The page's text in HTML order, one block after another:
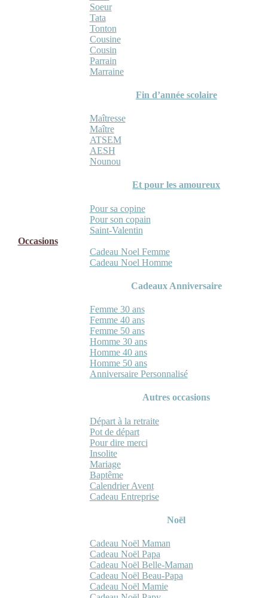
Soeur
Tata
Tonton
Cousine
Cousin
Parrain
Marraine
Fin d’année scolaire
Maîtresse
Maître
ATSEM
AESH
Nounou
Et pour les amoureux
Pour sa copine
Pour son copain
Saint-Valentin
Occasions
Cadeau Noel Femme
Cadeau Noel Homme
Cadeaux Anniversaire
Femme 30 ans
Femme 40 ans
Femme 50 ans
Homme 30 ans
Homme 40 ans
Homme 50 ans
Anniversaire Personnalisé
Autres occasions
Départ à la retraite
Pot de départ
Pour dire merci
Insolite
Mariage
Baptême
Calendrier Avent
Cadeau Entreprise
Noël
Cadeau Noël Maman
Cadeau Noël Papa
Cadeau Noël Belle-Maman
Cadeau Noël Beau-Papa
Cadeau Noël Mamie